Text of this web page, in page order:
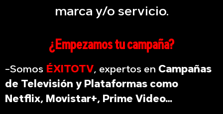
marca y/o servicio.
¿Empezamos tu campaña?
-Somos ÉXITOTV, expertos en Campañas
de Televisión y Plataformas como
Netflix, Movistar+, Prime Video…